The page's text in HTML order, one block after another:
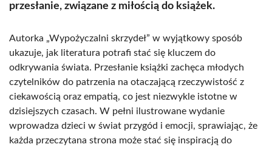
przesłanie, związane z miłością do książek.
Autorka „Wypożyczalni skrzydeł” w wyjątkowy sposób
ukazuje, jak literatura potrafi stać się kluczem do
odkrywania świata. Przesłanie książki zachęca młodych
czytelników do patrzenia na otaczającą rzeczywistość z
ciekawością oraz empatią, co jest niezwykle istotne w
dzisiejszych czasach. W pełni ilustrowane wydanie
wprowadza dzieci w świat przygód i emocji, sprawiając, że
każda przeczytana strona może stać się inspiracją do